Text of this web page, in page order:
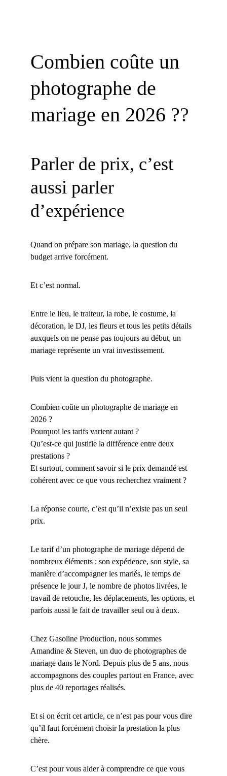
Combien coûte un
photographe de
mariage en 2026 ??
Parler de prix, c’est
aussi parler
d’expérience
Quand on prépare son mariage, la question du
budget arrive forcément.
Et c’est normal.
Entre le lieu, le traiteur, la robe, le costume, la
décoration, le DJ, les fleurs et tous les petits détails
auxquels on ne pense pas toujours au début, un
mariage représente un vrai investissement.
Puis vient la question du photographe.
Combien coûte un photographe de mariage en
2026 ?
Pourquoi les tarifs varient autant ?
Qu’est-ce qui justifie la différence entre deux
prestations ?
Et surtout, comment savoir si le prix demandé est
cohérent avec ce que vous recherchez vraiment ?
La réponse courte, c’est qu’il n’existe pas un seul
prix.
Le tarif d’un photographe de mariage dépend de
nombreux éléments : son expérience, son style, sa
manière d’accompagner les mariés, le temps de
présence le jour J, le nombre de photos livrées, le
travail de retouche, les déplacements, les options, et
parfois aussi le fait de travailler seul ou à deux.
Chez Gasoline Production, nous sommes
Amandine & Steven, un duo de photographes de
mariage dans le Nord. Depuis plus de 5 ans, nous
accompagnons des couples partout en France, avec
plus de 40 reportages réalisés.
Et si on écrit cet article, ce n’est pas pour vous dire
qu’il faut forcément choisir la prestation la plus
chère.
C’est pour vous aider à comprendre ce que vous